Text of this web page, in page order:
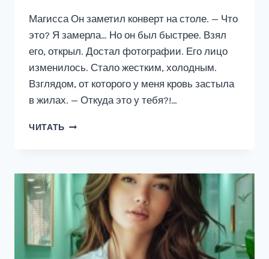
Магисса Он заметил конверт на столе. — Что
это? Я замерла… Но он был быстрее. Взял
его, открыл. Достал фотографии. Его лицо
изменилось. Стало жестким, холодным.
Взглядом, от которого у меня кровь застыла
в жилах. — Откуда это у тебя?!…
ЧИТАТЬ НЕПОКОРНАЯ